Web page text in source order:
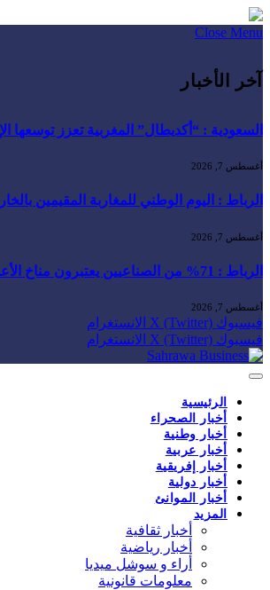
Close Menu
آخر الأخبار
السعودية : “أكديطال” المغربية تعزز توسعها
أغسطس 7, 2026
الرباط : اليوم الوطني للمغاربة المقيمين
أغسطس 7, 2026
الرباط : 71% من الصناعيين يعتبرون مناخ الأعمال عادياً خلال الفصل الثاني من 2026 …
أغسطس 7, 2026
فيسبوك X (Twitter) الانستغرام
فيسبوك X (Twitter) الانستغرام
الرئيسية
أخبار الصحراء
أخبار وطنية
أخبار عربية
أخبار إفريقية
أخبار دولية
أخبار الموانئ
المزيد
أخبار ثقافية
أخبار رياضية
أراء و سوشل ميديا
معلومات قانونية